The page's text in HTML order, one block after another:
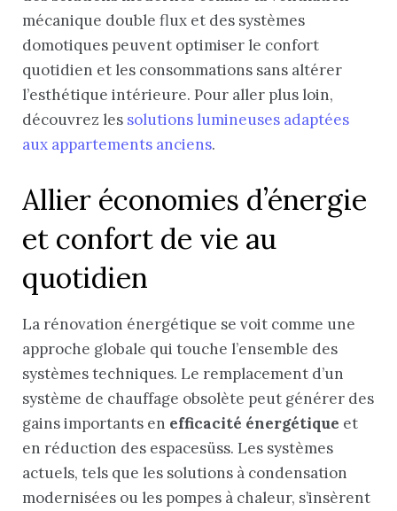
mécanique double flux et des systèmes
domotiques peuvent optimiser le confort
quotidien et les consommations sans altérer
l’esthétique intérieure. Pour aller plus loin,
découvrez les solutions lumineuses adaptées
aux appartements anciens.
Allier économies d’énergie
et confort de vie au
quotidien
La rénovation énergétique se voit comme une
approche globale qui touche l’ensemble des
systèmes techniques. Le remplacement d’un
système de chauffage obsolète peut générer des
gains importants en efficacité énergétique et
en réduction des espacesüss. Les systèmes
actuels, tels que les solutions à condensation
modernisées ou les pompes à chaleur, s’insèrent